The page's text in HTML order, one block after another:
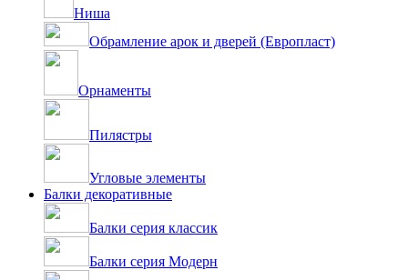
Ниша
Обрамление арок и дверей (Европласт)
Орнаменты
Пилястры
Угловые элементы
Балки декоративные
Балки серия классик
Балки серия Модерн